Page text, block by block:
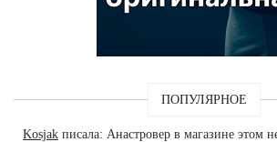
ПОПУЛЯРНОЕ
Kosjak писала: Анастровер в магазине этом